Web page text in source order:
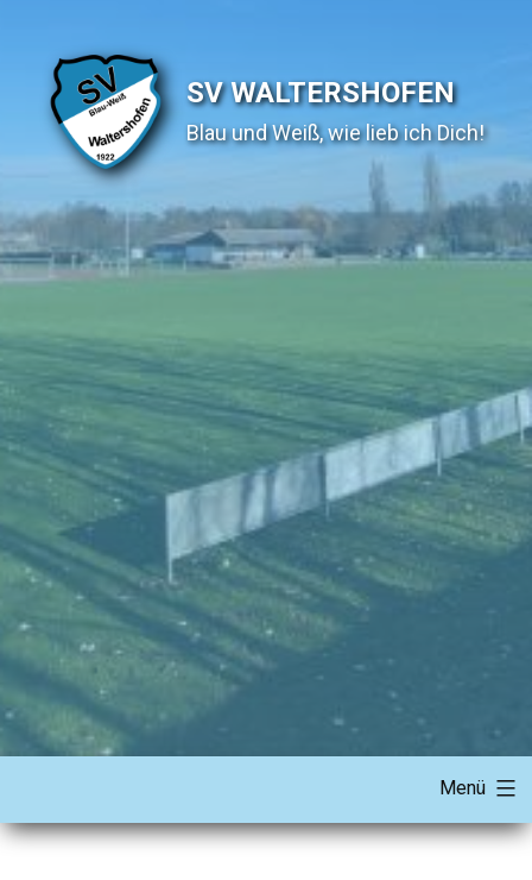
SV WALTERSHOFEN
Blau und Weiß, wie lieb ich Dich!
Menü